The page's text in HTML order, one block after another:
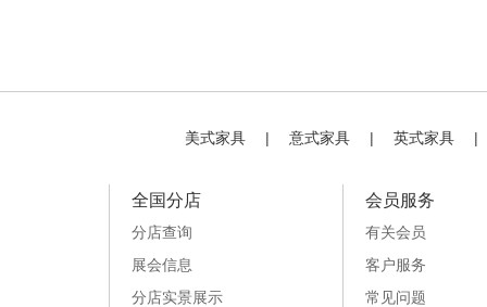
美式家具 | 意式家具 | 英式家具 |
全国分店
分店查询
展会信息
分店实景展示
会员服务
有关会员
客户服务
常见问题